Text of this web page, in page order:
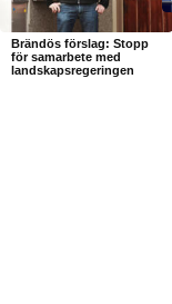
Brändös förslag: Stopp
för samarbete med
landskapsregeringen